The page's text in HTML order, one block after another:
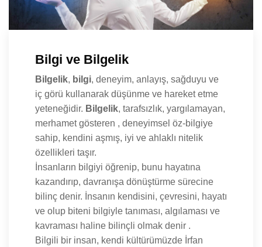
Bilgi ve Bilgelik
Bilgelik, bilgi, deneyim, anlayış, sağduyu ve
iç görü kullanarak düşünme ve hareket etme
yeteneğidir. Bilgelik, tarafsızlık, yargılamayan,
merhamet gösteren , deneyimsel öz-bilgiye
sahip, kendini aşmış, iyi ve ahlaklı nitelik
özellikleri taşır.
İnsanların bilgiyi öğrenip, bunu hayatına
kazandırıp, davranışa dönüştürme sürecine
bilinç denir. İnsanın kendisini, çevresini, hayatı
ve olup biteni bilgiyle tanıması, algılaması ve
kavraması haline bilinçli olmak denir .
Bilgili bir insan, kendi kültürümüzde İrfan